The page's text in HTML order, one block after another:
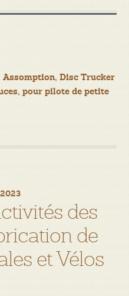
des
de
et Vélos